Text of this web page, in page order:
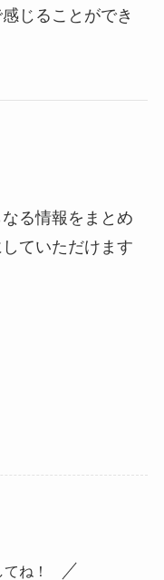
じることができ
る情報をまとめ
ていただけます
ね！